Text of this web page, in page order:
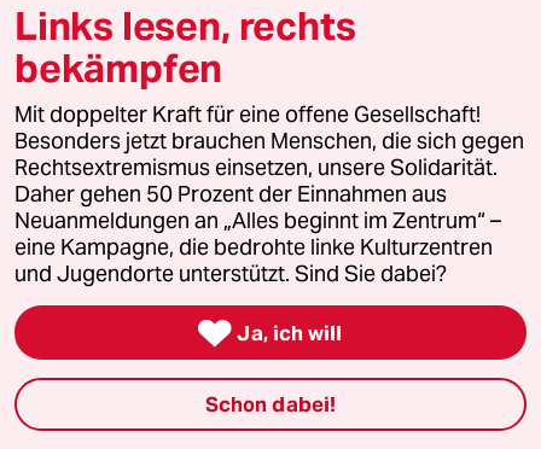
Kantine
Shop
Anzeigen
Fragen & Hilfe
Feedback
Aboservice
Links lesen, rechts
bekämpfen
Mit doppelter Kraft für eine offene Gesellschaft!
Besonders jetzt brauchen Menschen, die sich gegen
Rechtsextremismus einsetzen, unsere Solidarität.
Daher gehen 50 Prozent der Einnahmen aus
Neuanmeldungen an „Alles beginnt im Zentrum“ –
eine Kampagne, die bedrohte linke Kulturzentren
und Jugendorte unterstützt. Sind Sie dabei?
 Ja, ich will
Schon dabei!